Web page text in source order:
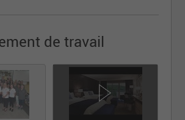
familiale, Textiles Patlin est un
de la confection, forte d’une
égale. Nos produits, synonymes
de qualité supérieure, sont conçus et
selon les normes de
de travail